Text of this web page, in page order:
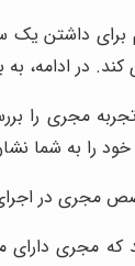
برای داشتن
کند. در ادامه،
مجری را
را به شما
مجری در
که مجری دارای